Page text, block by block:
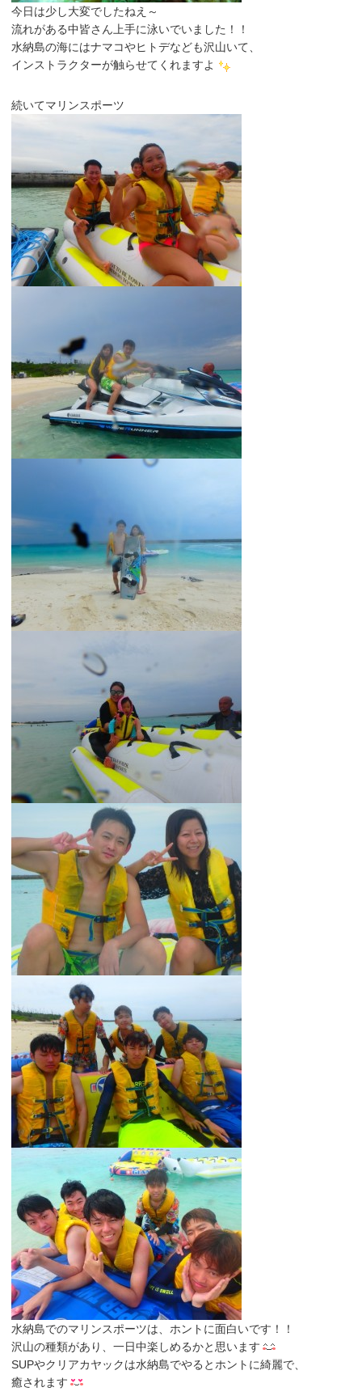
今日は少し大変でしたねえ～
流れがある中皆さん上手に泳いでいました！！
水納島の海にはナマコやヒトデなども沢山いて、
インストラクターが触らせてくれますよ
続いてマリンスポーツ
水納島でのマリンスポーツは、ホントに面白いです！！
沢山の種類があり、一日中楽しめるかと思います
SUPやクリアカヤックは水納島でやるとホントに綺麗で、
癒されます